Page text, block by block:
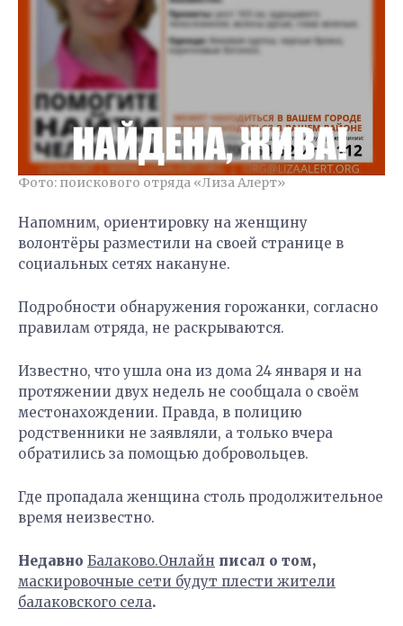
Фото: поискового отряда «Лиза Алерт»
Напомним, ориентировку на женщину
волонтёры разместили на своей странице в
социальных сетях накануне.
Подробности обнаружения горожанки, согласно
правилам отряда, не раскрываются.
Известно, что ушла она из дома 24 января и на
протяжении двух недель не сообщала о своём
местонахождении. Правда, в полицию
родственники не заявляли, а только вчера
обратились за помощью добровольцев.
Где пропадала женщина столь продолжительное
время неизвестно.
Недавно Балаково.Онлайн писал о том,
маскировочные сети будут плести жители
балаковского села.